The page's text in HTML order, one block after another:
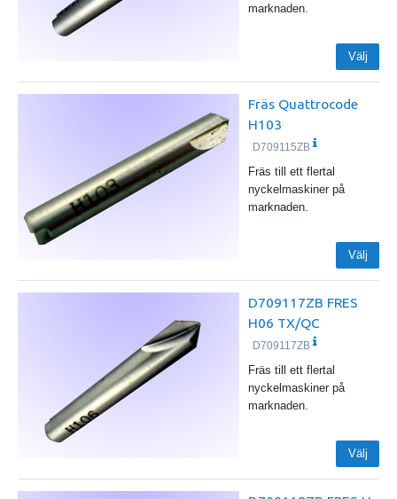
marknaden.
Välj
Fräs Quattrocode
H103
D709115ZB
Fräs till ett flertal
nyckelmaskiner på
marknaden.
Välj
D709117ZB FRES
H06 TX/QC
D709117ZB
Fräs till ett flertal
nyckelmaskiner på
marknaden.
Välj